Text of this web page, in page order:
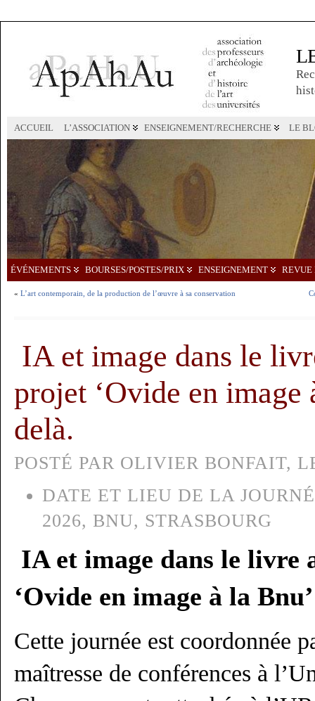
ACCUEIL L’ASSOCIATION ENSEIGNEMENT/RECHERCHE LE
ÉVÉNEMENTS BOURSES/POSTES/PRIX ENSEIGNEMENT REVUE
« L’art contemporain, de la production de l’œuvre à sa conservation
IA et image dans le
projet ‘Ovide en image
delà.
POSTÉ PAR OLIVIER BONFAIT,
DATE ET LIEU DE LA
2026, BNU, STRASBOURG
IA et image dans le livre
‘Ovide en image à la
Cette journée est coordonnée
maîtresse de conférences à